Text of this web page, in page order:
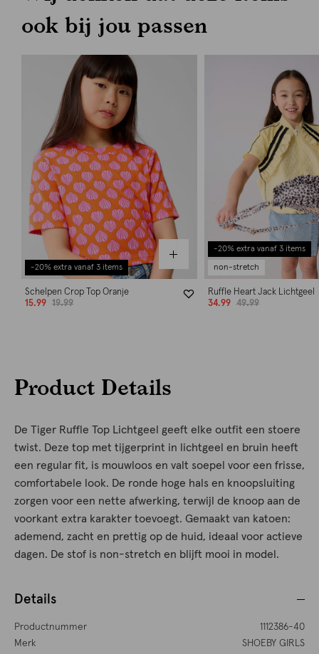
ook bij jou passen
-20% extra vanaf 3 items
Schelpen Crop Top Oranje
15.99
19.99
-20% extra vanaf 3 items
non-stretch
Ruffle Heart Jack Lichtgeel
34.99
49.99
Product Details
De Tiger Ruffle Top Lichtgeel geeft elke outfit een stoere
twist. Deze top met tijgerprint in lichtgeel en bruin heeft
een regular fit, is mouwloos en valt soepel voor een frisse,
comfortabele look. De ronde hoge hals en knoopsluiting
zorgen voor een nette afwerking, terwijl de knoop aan de
voorkant extra karakter toevoegt. Gemaakt van katoen:
ademend, zacht en prettig op de huid, ideaal voor actieve
dagen. De stof is non-stretch en blijft mooi in model.
Details
Productnummer
1112386-40
Merk
SHOEBY GIRLS